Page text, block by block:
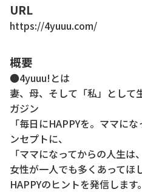
URL
https://4yuuu.com/
概要
●4yuuu!とは
妻、母、そして「私」として
ガジン
「毎日にHAPPYを。ママに
ンセプトに、
「ママになってからの人生
女性が一人でも多くあってほ
HAPPYのヒントを発信します。